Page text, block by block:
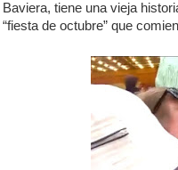
Baviera, tiene una vieja
“fiesta de octubre” que